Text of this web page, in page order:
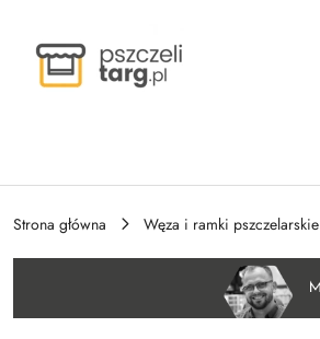
Strona główna Węza i ramki pszczelarskie